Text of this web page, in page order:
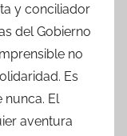
y conciliador
del Gobierno
no
Es
nunca. El
aventura